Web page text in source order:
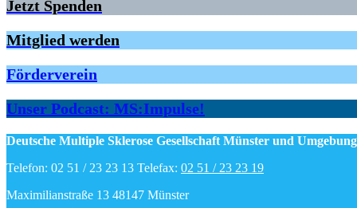
Jetzt Spenden
Mitglied werden
Förderverein
Unser Podcast: MS:Impulse!
Deutsche Multiple Sklerose Gesellschaft Münster und
Telefon: 02 51 / 23 23 13 Telefax: 02 51 / 23 23 19
Maximilianstraße 13 48147 Münster